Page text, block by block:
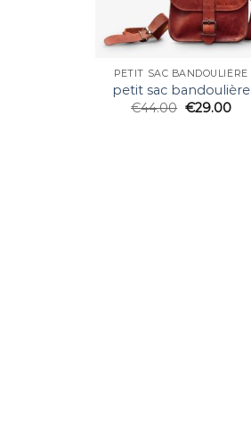
PETIT SAC BANDOULIÈRE
petit sac bandoulière
€44.00 €29.00